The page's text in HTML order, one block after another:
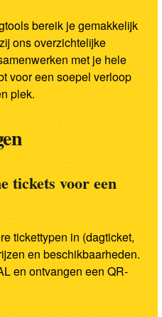
bereik je gemakkelijk
ons overzichtelijke
met je hele
voor een soepel verloop
plek.
tickets voor een
tickettypen in (dagticket,
en beschikbaarheden.
en ontvangen een QR-